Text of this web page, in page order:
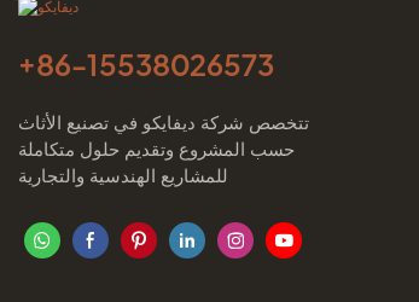
+86-15538026573
تتخصص شركة ديفايكو في تصنيع الأثاث
حسب المشروع وتقديم حلول متكاملة
للمشاريع الهندسية والتجارية